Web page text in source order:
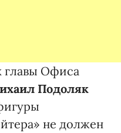
главы Офиса
Подоляк
не должен